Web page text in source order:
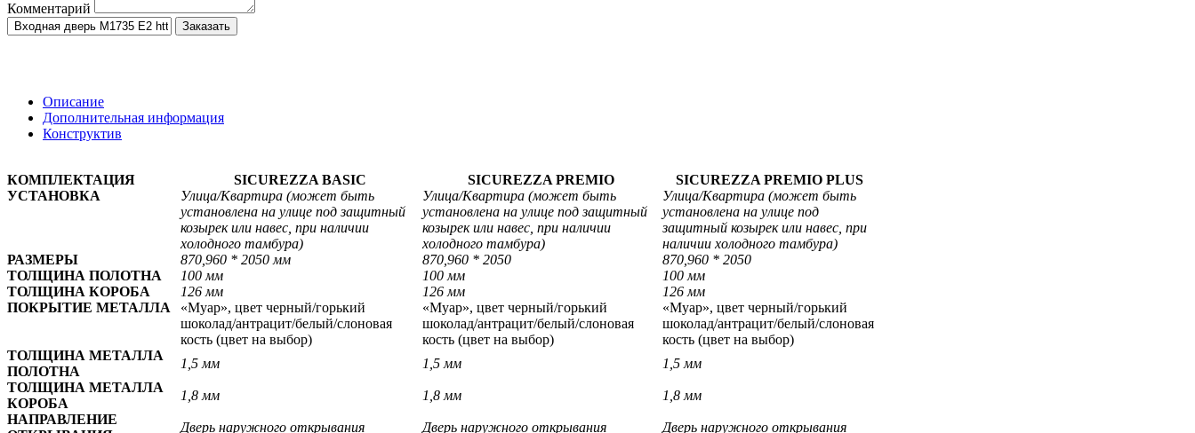
Комментарий
Заказать
Описание
Дополнительная информация
Конструктив
КОМПЛЕКТАЦИЯ SICUREZZA BASIC SICUREZZA PREMIO
SICUREZZA PREMIO PLUS
УСТАНОВКА
Улица/Квартира (может быть
установлена на улице под защитный
козырек или навес, при наличии
холодного тамбура)
Улица/Квартира (может быть
установлена на улице под защитный
козырек или навес, при наличии
холодного тамбура)
Улица/Квартира (может быть
установлена на улице под
защитный козырек или навес, при
наличии холодного тамбура)
РАЗМЕРЫ
870,960 * 2050 мм 870,960 * 2050
870,960 * 2050
ТОЛЩИНА ПОЛОТНА
100 мм 100 мм
100 мм
ТОЛЩИНА КОРОБА
126 мм 126 мм
126 мм
ПОКРЫТИЕ МЕТАЛЛА
«Муар», цвет черный/горький
шоколад/антрацит/белый/слоновая
кость (цвет на выбор)
«Муар», цвет черный/горький
шоколад/антрацит/белый/слоновая
кость (цвет на выбор)
«Муар», цвет черный/горький
шоколад/антрацит/белый/слоновая
кость (цвет на выбор)
ТОЛЩИНА МЕТАЛЛА
ПОЛОТНА
1,5 мм 1,5 мм
1,5 мм
ТОЛЩИНА МЕТАЛЛА
КОРОБА
1,8 мм 1,8 мм
1,8 мм
НАПРАВЛЕНИЕ
Дверь наружного открывания Дверь наружного открывания
Дверь наружного открывания